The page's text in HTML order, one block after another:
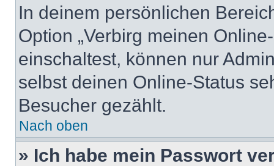
In deinem persönlichen
Option „Verbirg meinen
einschaltest, können nur
selbst deinen Online-Status
Besucher gezählt.
Nach oben
» Ich habe mein Passwort